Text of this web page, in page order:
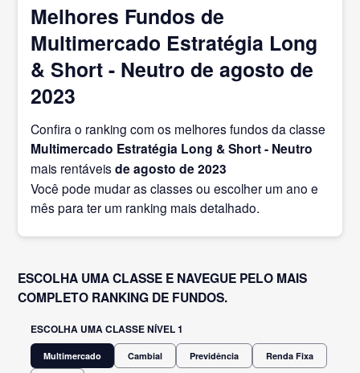
Melhores Fundos de
Multimercado Estratégia Long
& Short - Neutro de agosto de
2023
Confira o ranking com os melhores fundos da classe
Multimercado Estratégia Long & Short - Neutro
mais rentáveisde agosto de 2023
Você pode mudar as classes ou escolher um ano e
mês para ter um ranking mais detalhado.
ESCOLHA UMA CLASSE E NAVEGUE PELO MAIS
COMPLETO RANKING DE FUNDOS.
ESCOLHA UMA CLASSE NÍVEL 1
Multimercado Cambial Previdência Renda Fixa